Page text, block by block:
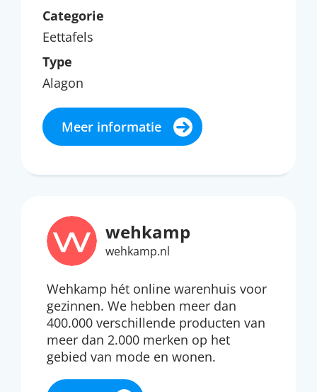
Categorie
Eettafels
Type
Alagon
Meer informatie
wehkamp
wehkamp.nl
Wehkamp hét online warenhuis voor
gezinnen. We hebben meer dan
400.000 verschillende producten van
meer dan 2.000 merken op het
gebied van mode en wonen.